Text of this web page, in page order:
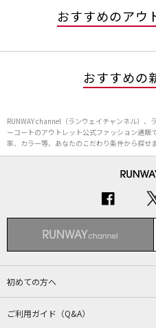
おすすめのアウ
おすすめの
RUNWAY channel（ランウェイチャンネル）、
ーコートのアウトレット公式ファッション通販
率、カラー等、あなたのこだわり条件から探せ
初めての方へ
ご利用ガイド（Q&A）